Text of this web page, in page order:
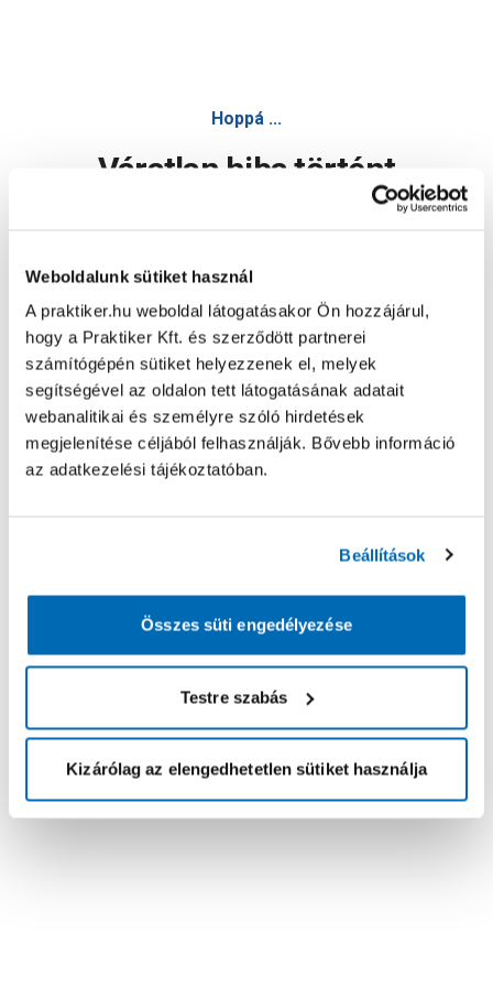
Weboldalunk sütiket használ
A praktiker.hu weboldal látogatásakor Ön hozzájárul,
hogy a Praktiker Kft. és szerződött partnerei
számítógépén sütiket helyezzenek el, melyek
segítségével az oldalon tett látogatásának adatait
webanalitikai és személyre szóló hirdetések
megjelenítése céljából felhasználják. Bővebb információ
az adatkezelési tájékoztatóban.
Beállítások
Összes süti engedélyezése
Testre szabás
Kizárólag az elengedhetetlen sütiket használja
Hoppá ...
Váratlan hiba történt
Oldal újratöltése